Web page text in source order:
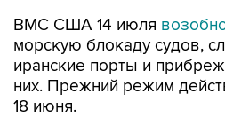
ВМС США 14 июля
морскую блокаду судов,
иранские порты и
них. Прежний режим
18 июня.